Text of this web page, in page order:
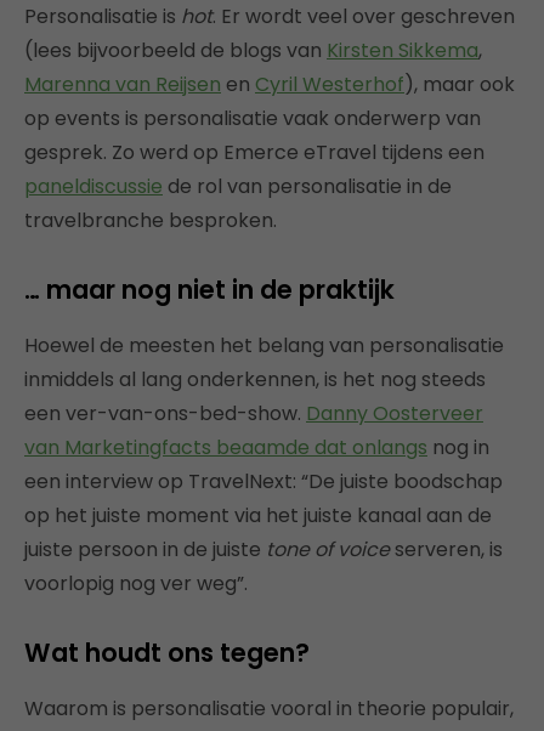
Personalisatie is hot. Er wordt veel over geschreven
(lees bijvoorbeeld de blogs van Kirsten Sikkema,
Marenna van Reijsen en Cyril Westerhof), maar ook
op events is personalisatie vaak onderwerp van
gesprek. Zo werd op Emerce eTravel tijdens een
paneldiscussie de rol van personalisatie in de
travelbranche besproken.
… maar nog niet in de praktijk
Hoewel de meesten het belang van personalisatie
inmiddels al lang onderkennen, is het nog steeds
een ver-van-ons-bed-show. Danny Oosterveer
van Marketingfacts beaamde dat onlangs nog in
een interview op TravelNext: “De juiste boodschap
op het juiste moment via het juiste kanaal aan de
juiste persoon in de juiste tone of voiceserveren, is
voorlopig nog ver weg”.
Wat houdt ons tegen?
Waarom is personalisatie vooral in theorie populair,